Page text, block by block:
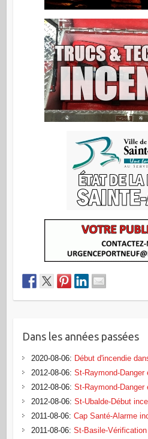
Dans les années passées
2020-08-06: Début d'incendie
2012-08-06: St-Raymond-Danger
2012-08-06: St-Raymond-Danger
2012-08-06: St-Ubalde-Début
2011-08-06: Cap Santé-Alarme
2011-08-06: St-Basile-Vérification